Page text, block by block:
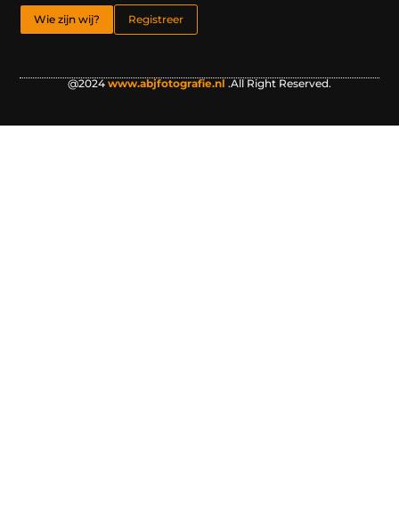
Wie zijn wij? Registreer
@2024 www.abjfotografie.nl .All Right Reserved.